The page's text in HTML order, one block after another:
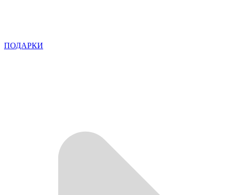
ПОДАРКИ